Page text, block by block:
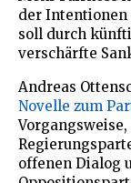
der Intentionen
soll durch
verschärfte
Andreas
Novelle zum
offenen Dialog